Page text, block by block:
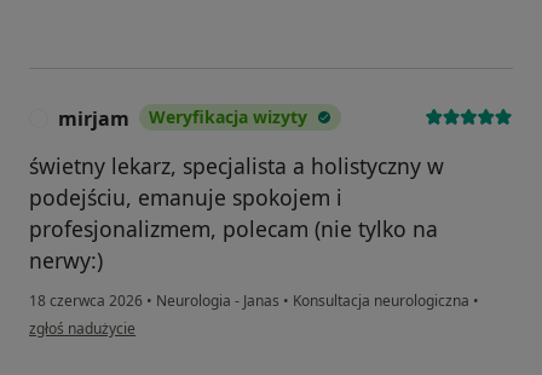
mirjam Weryfikacja wizyty
świetny lekarz, specjalista a holistyczny w
podejściu, emanuje spokojem i
profesjonalizmem, polecam (nie tylko na
nerwy:)
18 czerwca 2026 • Neurologia - Janas • Konsultacja neurologiczna •
w opinii użytkownika mirjam
zgłoś nadużycie